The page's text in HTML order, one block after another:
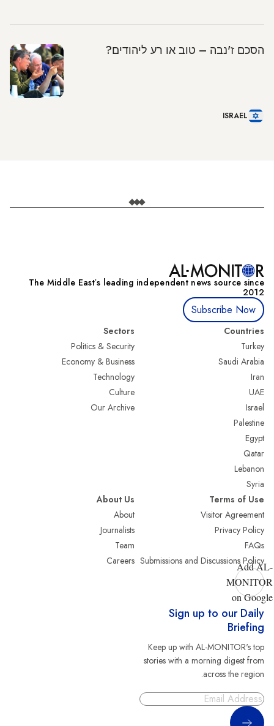
הסכם ז'נבה – טוב או רע ליהודים?
ISRAEL
The Middle Eastʼs leading independent news source since
2012
Subscribe Now
Countries
Turkey
Saudi Arabia
Iran
UAE
Israel
Palestine
Egypt
Qatar
Lebanon
Syria
Sectors
Politics & Security
Economy & Business
Technology
Culture
Our Archive
Terms of Use
Visitor Agreement
Privacy Policy
FAQs
Submissions and Discussions Policy
About Us
About
Journalists
Team
Careers
Add AL-
MONITOR
on Google
Sign up to our Daily
Briefing
Keep up with AL-MONITOR's top
stories with a morning digest from
across the region.
Sign Up